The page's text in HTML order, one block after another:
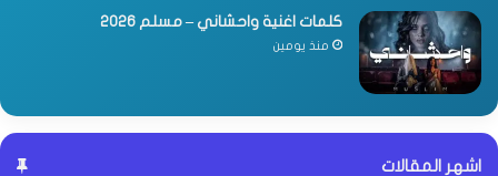
كلمات اغنية واحشاني – مسلم 2026
منذ يومين
اشهر المقالات